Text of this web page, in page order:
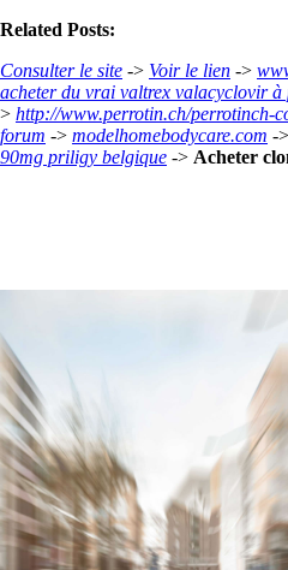
Related Posts:
Consulter le site -> Voir le lien ->
acheter du vrai valtrex valacyclovir
> http://www.perrotin.ch/perrotinch-
forum -> modelhomebodycare.com ->
90mg priligy belgique -> Acheter